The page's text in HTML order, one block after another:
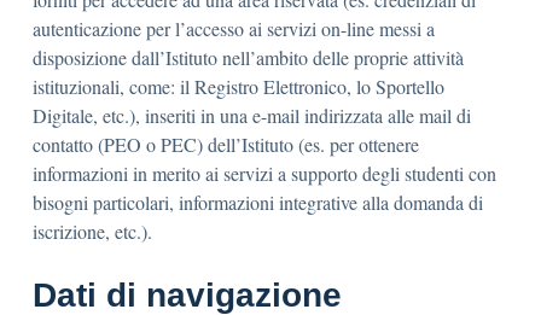
autenticazione per l’accesso ai servizi on-line messi a
disposizione dall’Istituto nell’ambito delle proprie attività
istituzionali, come: il Registro Elettronico, lo Sportello
Digitale, etc.), inseriti in una e-mail indirizzata alle mail di
contatto (PEO o PEC) dell’Istituto (es. per ottenere
informazioni in merito ai servizi a supporto degli studenti con
bisogni particolari, informazioni integrative alla domanda di
iscrizione, etc.).
Dati di navigazione